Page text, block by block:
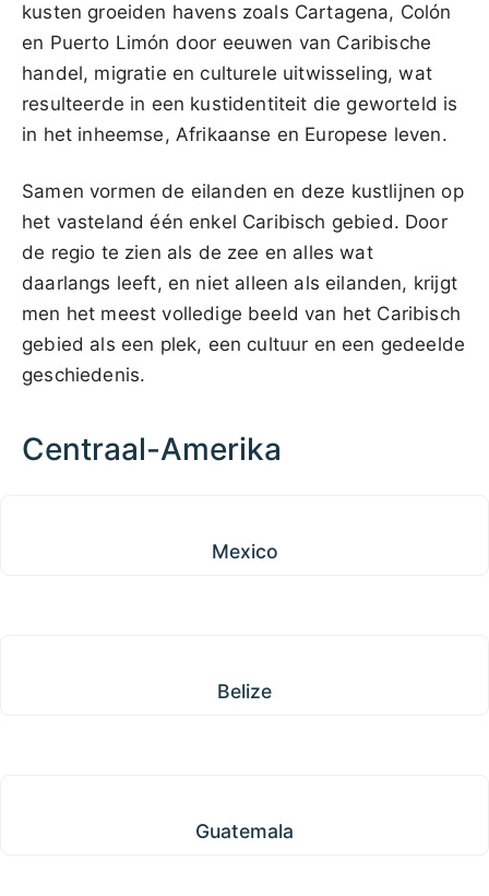
kusten groeiden havens zoals Cartagena, Colón
en Puerto Limón door eeuwen van Caribische
handel, migratie en culturele uitwisseling, wat
resulteerde in een kustidentiteit die geworteld is
in het inheemse, Afrikaanse en Europese leven.
Samen vormen de eilanden en deze kustlijnen op
het vasteland één enkel Caribisch gebied. Door
de regio te zien als de zee en alles wat
daarlangs leeft, en niet alleen als eilanden, krijgt
men het meest volledige beeld van het Caribisch
gebied als een plek, een cultuur en een gedeelde
geschiedenis.
Centraal-Amerika
Mexico
Belize
Guatemala